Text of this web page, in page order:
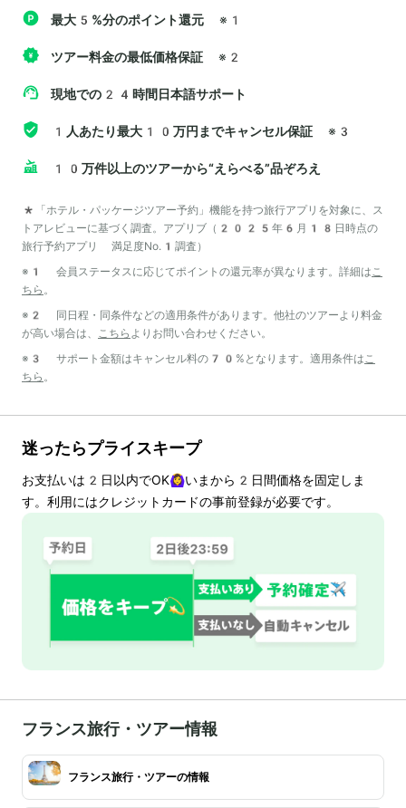
最大5%分のポイント還元 ※1
ツアー料金の最低価格保証 ※2
現地での24時間日本語サポート
1人あたり最大10万円までキャンセル保証 ※3
10万件以上のツアーから“えらべる”品ぞろえ
*「ホテル・パッケージツアー予約」機能を持つ旅行アプリを対象に、ス
トアレビューに基づく調査。アプリブ（2025年6月18日時点の
旅行予約アプリ 満足度No.1調査）
※1 会員ステータスに応じてポイントの還元率が異なります。詳細はこ
ちら 。
※2 同日程・同条件などの適用条件があります。他社のツアーより料金
が高い場合は、 こちら よりお問い合わせください。
※3 サポート金額はキャンセル料の70%となります。適用条件はこ
ちら 。
迷ったらプライスキープ
お支払いは 2 日以内でOK🙆‍♀️いまから 2 日間価格を固定しま
す。利用にはクレジットカードの事前登録が必要です。
フランス旅行・ツアー情報
フランス旅行・ツアーの情報